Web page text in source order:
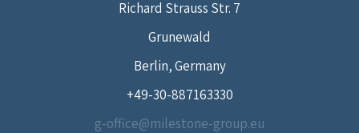
Richard Strauss Str. 7
Grunewald
Berlin, Germany
49-30-887163330+
g-office@milestone-group.eu